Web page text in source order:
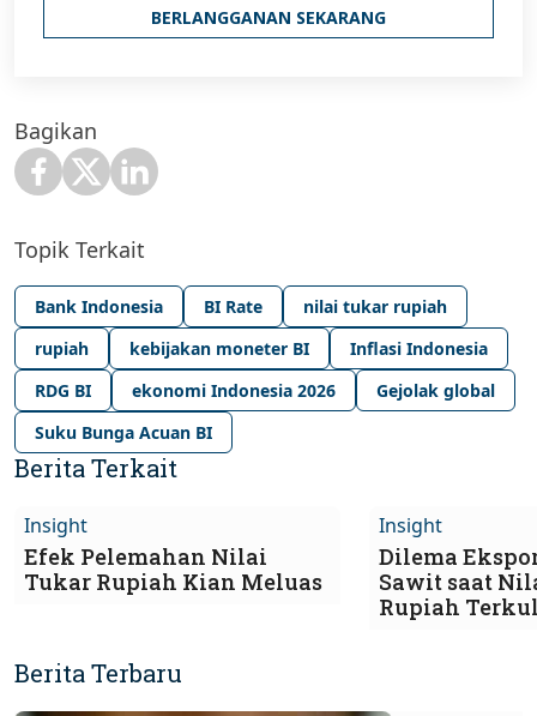
BERLANGGANAN SEKARANG
Bagikan
Topik Terkait
Bank Indonesia BI Rate
nilai tukar rupiah
rupiah
kebijakan moneter BI
Inflasi Indonesia
RDG BI
ekonomi Indonesia 2026
Gejolak global
Suku Bunga Acuan BI
Berita Terkait
Insight
Efek Pelemahan Nilai
Tukar Rupiah Kian Meluas
Insight
Dilema
Sawit saat
Rupiah
Berita Terbaru